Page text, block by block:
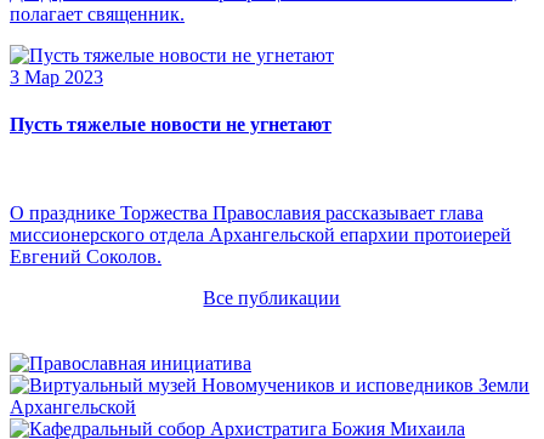
полагает священник.
3 Мар 2023
Пусть тяжелые новости не угнетают
О празднике Торжества Православия рассказывает глава
миссионерского отдела Архангельской епархии протоиерей
Евгений Соколов.
Все публикации